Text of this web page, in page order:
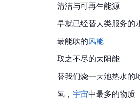
清洁与可再生能源
早就已经替人类服务的
最能吹的风能
取之不尽的太阳能
替我们烧一大池热水的
氢， 宇宙中最多的物质